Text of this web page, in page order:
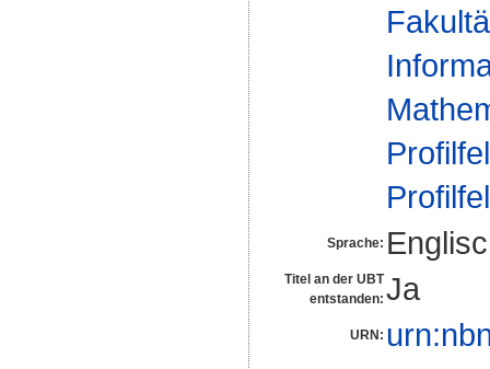
Sprache:
Titel an der UBT
entstanden: Ja
URN: